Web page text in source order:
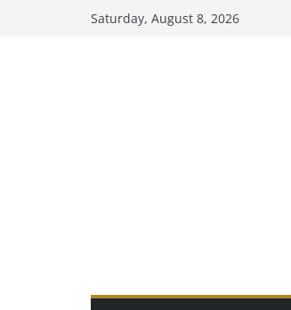
Saturday, August 8, 2026